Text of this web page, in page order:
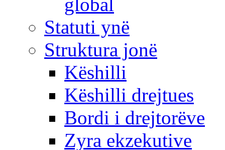
Statuti ynë
Struktura jonë
Këshilli
Këshilli drejtues
Bordi i drejtorëve
Zyra ekzekutive